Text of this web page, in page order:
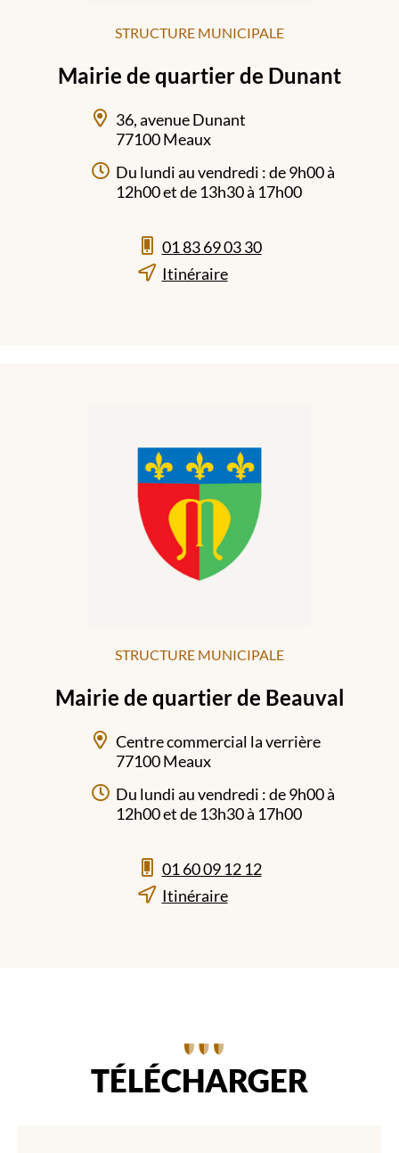
STRUCTURE MUNICIPALE
Mairie de quartier de Dunant
36, avenue Dunant
77100 Meaux
Du lundi au vendredi : de 9h00 à
12h00 et de 13h30 à 17h00
01 83 69 03 30
Itinéraire
STRUCTURE MUNICIPALE
Mairie de quartier de Beauval
Centre commercial la verrière
77100 Meaux
Du lundi au vendredi : de 9h00 à
12h00 et de 13h30 à 17h00
01 60 09 12 12
Itinéraire
TÉLÉCHARGER